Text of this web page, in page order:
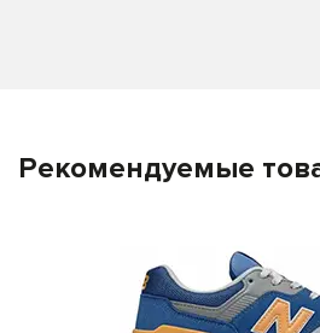
Рекомендуемые